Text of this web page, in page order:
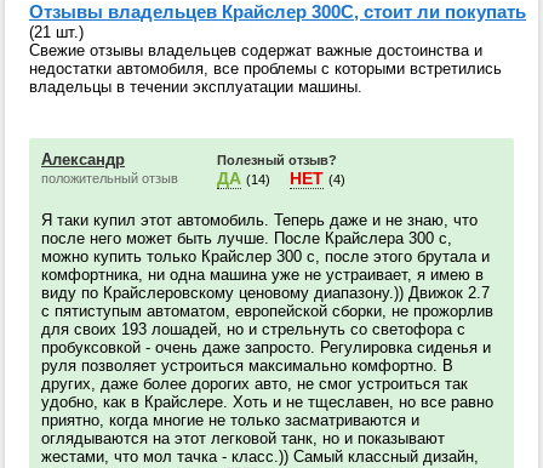
Отзывы владельцев Крайслер 300С, стоит ли покупать
(21 шт.)
Свежие отзывы владельцев содержат важные достоинства и
недостатки автомобиля, все проблемы с которыми встретились
владельцы в течении эксплуатации машины.
Александр
положительный отзыв
Полезный отзыв?
ДА (14) НЕТ (4)
Я таки купил этот автомобиль. Теперь даже и не знаю, что
после него может быть лучше. После Крайслера 300 с,
можно купить только Крайслер 300 с, после этого брутала и
комфортника, ни одна машина уже не устраивает, я имею в
виду по Крайслеровскому ценовому диапазону.)) Движок 2.7
с пятиступым автоматом, европейской сборки, не прожорлив
для своих 193 лошадей, но и стрельнуть со светофора с
пробуксовкой - очень даже запросто. Регулировка сиденья и
руля позволяет устроиться максимально комфортно. В
других, даже более дорогих авто, не смог устроиться так
удобно, как в Крайслере. Хоть и не тщеславен, но все равно
приятно, когда многие не только засматриваются и
оглядываются на этот легковой танк, но и показывают
жестами, что мол тачка - класс.)) Самый классный дизайн,